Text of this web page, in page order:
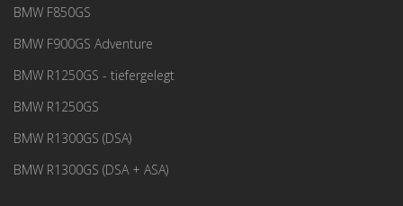
BMW F850GS
BMW F900GS Adventure
BMW R1250GS - tiefergelegt
BMW R1250GS
BMW R1300GS (DSA)
BMW R1300GS (DSA + ASA)